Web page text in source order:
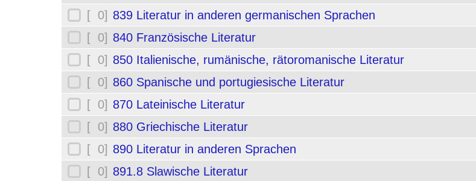
[ 0] 839 Literatur in anderen germanischen Sprachen
[ 0] 840 Französische Literatur
[ 0] 850 Italienische, rumänische, rätoromanische Literatur
[ 0] 860 Spanische und portugiesische Literatur
[ 0] 870 Lateinische Literatur
[ 0] 880 Griechische Literatur
[ 0] 890 Literatur in anderen Sprachen
[ 0] 891.8 Slawische Literatur